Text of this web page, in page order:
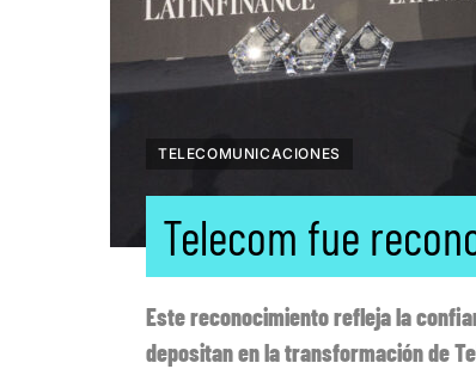
TELECOMUNICACIONES
Telecom fue
Este reconocimiento refleja la
depositan en la transformación de